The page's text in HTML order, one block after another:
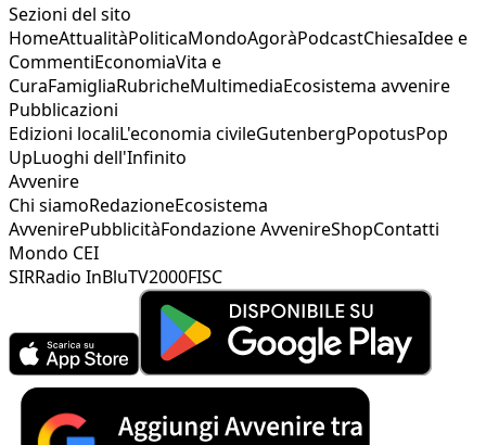
Sezioni del sito
HomeAttualitàPoliticaMondoAgoràPodcastChiesaIdee e
CommentiEconomiaVita e
CuraFamigliaRubricheMultimediaEcosistema avvenire
Pubblicazioni
Edizioni localiL'economia civileGutenbergPopotusPop
UpLuoghi dell'Infinito
Avvenire
Chi siamoRedazioneEcosistema
AvvenirePubblicitàFondazione AvvenireShopContatti
Mondo CEI
SIRRadio InBluTV2000FISC